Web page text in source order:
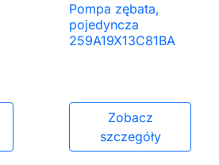
Pompa zębata,
pojedyncza
259A19X13C81BA
Zobacz
szczegóły